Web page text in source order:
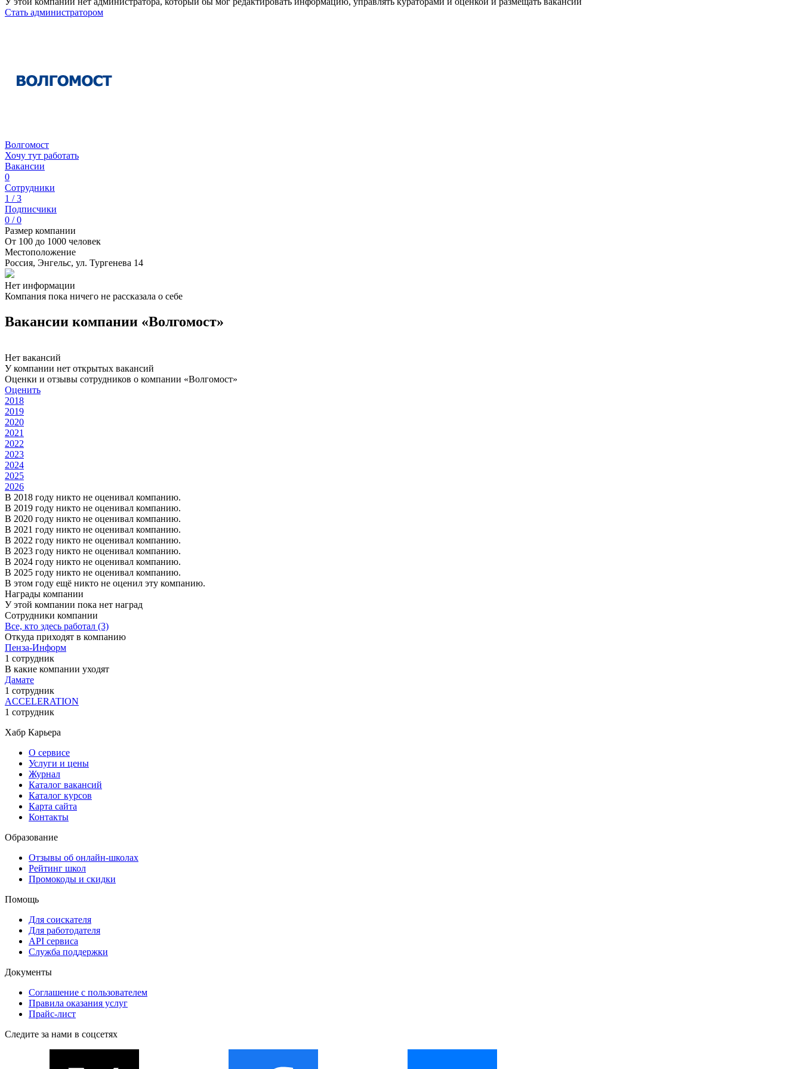
Стать администратором
Волгомост
Хочу тут работать
Вакансии
0
Сотрудники
1 / 3
Подписчики
0 / 0
Размер компании
От 100 до 1000 человек
Местоположение
Россия, Энгельс, ул. Тургенева 14
Нет информации
Компания пока ничего не рассказала о себе
Вакансии компании «Волгомост»
Нет вакансий
У компании нет открытых вакансий
Оценки и отзывы сотрудников о компании «Волгомост»
Оценить
2018
2019
2020
2021
2022
2023
2024
2025
2026
В 2018 году никто не оценивал компанию.
В 2019 году никто не оценивал компанию.
В 2020 году никто не оценивал компанию.
В 2021 году никто не оценивал компанию.
В 2022 году никто не оценивал компанию.
В 2023 году никто не оценивал компанию.
В 2024 году никто не оценивал компанию.
В 2025 году никто не оценивал компанию.
В этом году ещё никто не оценил эту компанию.
Награды компании
У этой компании пока нет наград
Сотрудники компании
Все, кто здесь работал (3)
Откуда приходят в компанию
Пенза-Информ
1 сотрудник
В какие компании уходят
Дамате
1 сотрудник
ACCELERATION
1 сотрудник
Хабр Карьера
О сервисе
Услуги и цены
Журнал
Каталог вакансий
Каталог курсов
Карта сайта
Контакты
Образование
Отзывы об онлайн-школах
Рейтинг школ
Промокоды и скидки
Помощь
Для соискателя
Для работодателя
API сервиса
Служба поддержки
Документы
Соглашение с пользователем
Правила оказания услуг
Прайс-лист
Следите за нами в соцсетях